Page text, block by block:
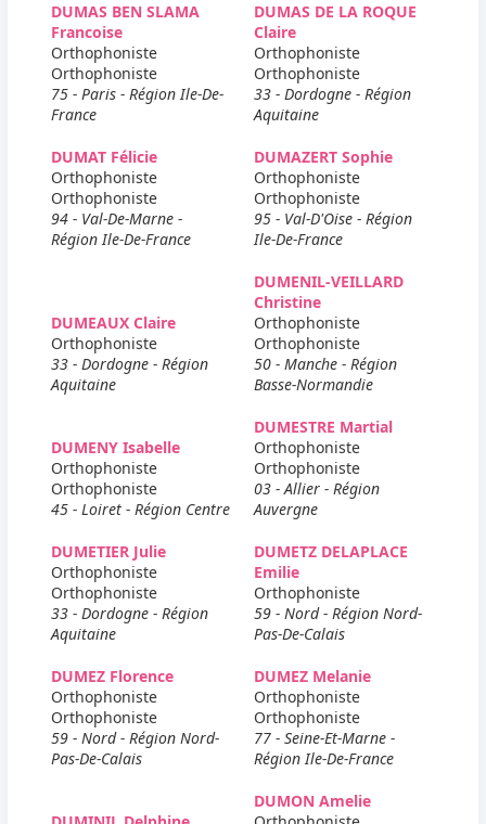
DUMAS BEN SLAMA
Francoise
Orthophoniste
Orthophoniste
75 - Paris - Région Ile-De-
France
DUMAS DE LA ROQUE
Claire
Orthophoniste
Orthophoniste
33 - Dordogne - Région
Aquitaine
DUMAT Félicie
Orthophoniste
Orthophoniste
94 - Val-De-Marne -
Région Ile-De-France
DUMAZERT Sophie
Orthophoniste
Orthophoniste
95 - Val-D'Oise - Région
Ile-De-France
DUMEAUX Claire
Orthophoniste
33 - Dordogne - Région
Aquitaine
DUMENIL-VEILLARD
Christine
Orthophoniste
Orthophoniste
50 - Manche - Région
Basse-Normandie
DUMENY Isabelle
Orthophoniste
Orthophoniste
45 - Loiret - Région Centre
DUMESTRE Martial
Orthophoniste
Orthophoniste
03 - Allier - Région
Auvergne
DUMETIER Julie
Orthophoniste
Orthophoniste
33 - Dordogne - Région
Aquitaine
DUMETZ DELAPLACE
Emilie
Orthophoniste
59 - Nord - Région Nord-
Pas-De-Calais
DUMEZ Florence
Orthophoniste
Orthophoniste
59 - Nord - Région Nord-
Pas-De-Calais
DUMEZ Melanie
Orthophoniste
Orthophoniste
77 - Seine-Et-Marne -
Région Ile-De-France
DUMON Amelie